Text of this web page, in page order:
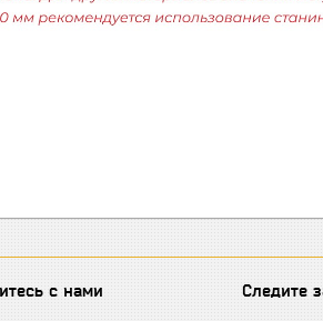
с нами Следите